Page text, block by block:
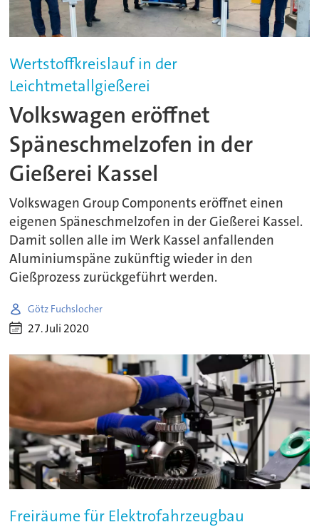
Wertstoffkreislauf in der
Leichtmetallgießerei
Volkswagen eröffnet
Späneschmelzofen in der
Gießerei Kassel
Volkswagen Group Components eröffnet einen
eigenen Späneschmelzofen in der Gießerei Kassel.
Damit sollen alle im Werk Kassel anfallenden
Aluminiumspäne zukünftig wieder in den
Gießprozess zurückgeführt werden.
Götz Fuchslocher
27. Juli 2020
Freiräume für Elektrofahrzeugbau